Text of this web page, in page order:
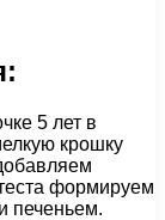
5 лет в
крошку
формируем
печеньем.